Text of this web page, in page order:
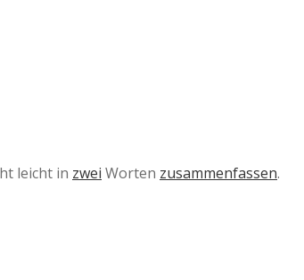
leicht in zwei Worten zusammenfassen.